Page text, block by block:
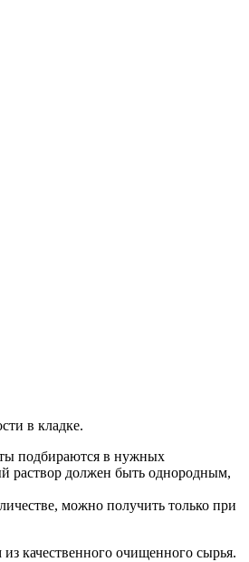
в кладке.
подбираются в нужных
раствор должен быть однородным,
можно получить только при
качественного очищенного сырья.